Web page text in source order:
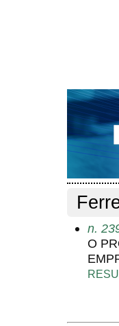
CAPA
NOTÍCIAS
Capa>
n.
O